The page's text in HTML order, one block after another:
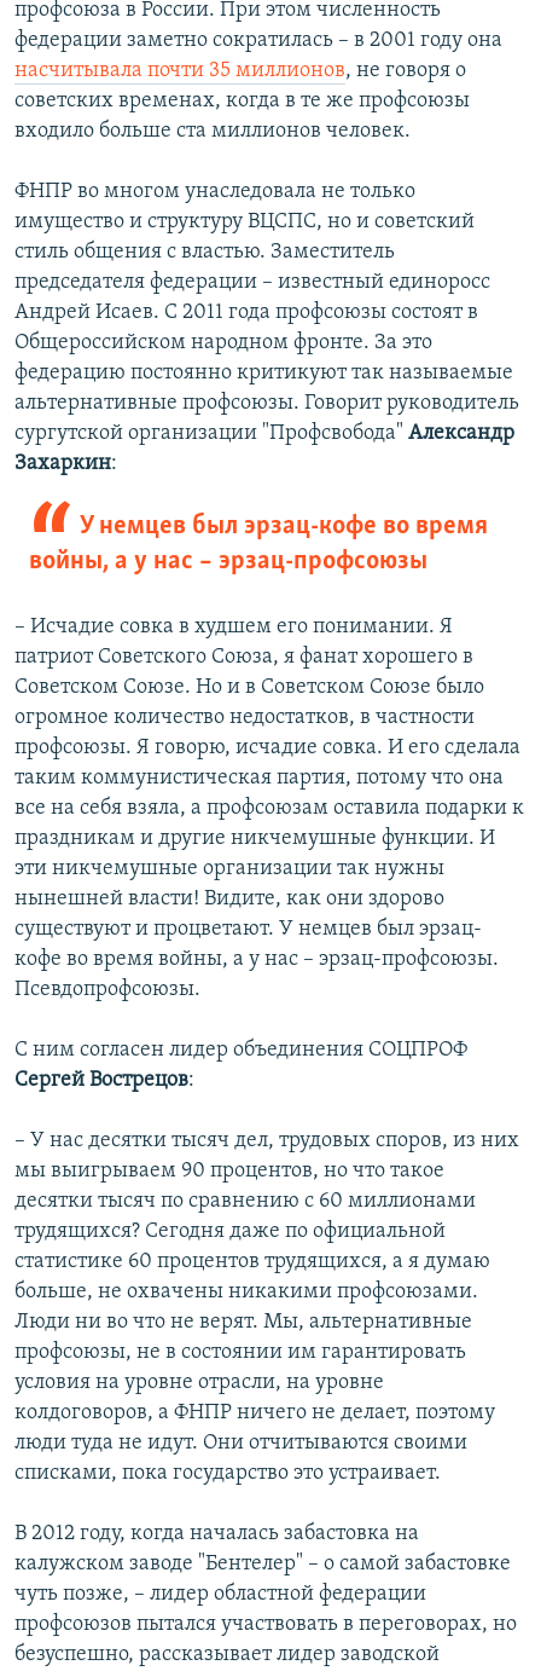
профсоюза в России. При этом численность
федерации заметно сократилась – в 2001 году она
насчитывала почти 35 миллионов, не говоря о
советских временах, когда в те же профсоюзы
входило больше ста миллионов человек.
ФНПР во многом унаследовала не только
имущество и структуру ВЦСПС, но и советский
стиль общения с властью. Заместитель
председателя федерации – известный единоросс
Андрей Исаев. С 2011 года профсоюзы состоят в
Общероссийском народном фронте. За это
федерацию постоянно критикуют так называемые
альтернативные профсоюзы. Говорит руководитель
сургутской организации "Профсвобода" Александр
Захаркин:
У немцев был эрзац-кофе во время
войны, а у нас – эрзац-профсоюзы
– Исчадие совка в худшем его понимании. Я
патриот Советского Союза, я фанат хорошего в
Советском Союзе. Но и в Советском Союзе было
огромное количество недостатков, в частности
профсоюзы. Я говорю, исчадие совка. И его сделала
таким коммунистическая партия, потому что она
все на себя взяла, а профсоюзам оставила подарки к
праздникам и другие никчемушные функции. И
эти никчемушные организации так нужны
нынешней власти! Видите, как они здорово
существуют и процветают. У немцев был эрзац-
кофе во время войны, а у нас – эрзац-профсоюзы.
Псевдопрофсоюзы.
С ним согласен лидер объединения СОЦПРОФ
Сергей Вострецов:
– У нас десятки тысяч дел, трудовых споров, из них
мы выигрываем 90 процентов, но что такое
десятки тысяч по сравнению с 60 миллионами
трудящихся? Сегодня даже по официальной
статистике 60 процентов трудящихся, а я думаю
больше, не охвачены никакими профсоюзами.
Люди ни во что не верят. Мы, альтернативные
профсоюзы, не в состоянии им гарантировать
условия на уровне отрасли, на уровне
колдоговоров, а ФНПР ничего не делает, поэтому
люди туда не идут. Они отчитываются своими
списками, пока государство это устраивает.
В 2012 году, когда началась забастовка на
калужском заводе "Бентелер" – о самой забастовке
чуть позже, – лидер областной федерации
профсоюзов пытался участвовать в переговорах, но
безуспешно, рассказывает лидер заводской